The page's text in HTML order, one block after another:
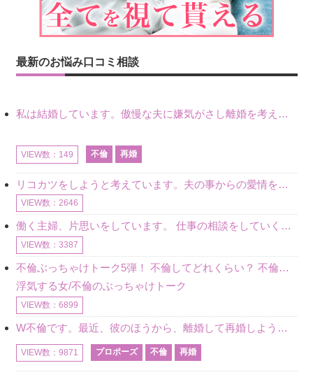
最新のお悩み口コミ相談
私は結婚しています。傲慢な夫に嫌気がさし離婚を考えていたときに、彼と出会いました。彼には恋人がいましたが、話をするうちに、夫とのことを相談するようにな
VIEW数：149 不倫 再婚
リコカツをしようと考えています。夫の事からの愛情を全く感じません。子供がいるので、子供が成長するまではと我慢しています。 まず、お金が必要だと考え、仕事の量も増やしました。ところが、夫は働かず、結局は
VIEW数：2646
働く主婦、片思いをしています。 仕事の相談をしていくうちに、彼のことを好きになりました。私には夫も子供もいます。不倫をしているわけでもなく、もちろん、この気持ちは誰にも話していません。 ラインをする関
VIEW数：3387
不倫ぶっちゃけトーク5弾！ 不倫してどれくらい？ 不倫のあれこれを、なんでもどうぞ♪♪
浮気する女/不倫のぶっちゃけトーク
VIEW数：6899
W不倫です。最近、彼のほうから、離婚して再婚しよう、と言ってきました。ハッキリいうと、そこまでは考えていませんでした。彼を好きな気持ちはあるし、彼なしの生活は考えられません。だけど、離婚して再婚すると
VIEW数：9871 プロポーズ 不倫 再婚